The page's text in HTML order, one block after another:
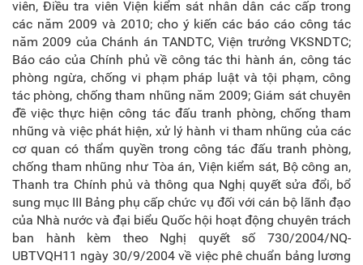
viên, Điều tra viên Viện kiểm sát nhân dân các cấp trong
các năm 2009 và 2010; cho ý kiến các báo cáo công tác
năm 2009 của Chánh án TANDTC, Viện trưởng VKSNDTC;
Báo cáo của Chính phủ về công tác thi hành án, công tác
phòng ngừa, chống vi phạm pháp luật và tội phạm, công
tác phòng, chống tham nhũng năm 2009; Giám sát chuyên
đề việc thực hiện công tác đấu tranh phòng, chống tham
nhũng và việc phát hiện, xử lý hành vi tham nhũng của các
cơ quan có thẩm quyền trong công tác đấu tranh phòng,
chống tham nhũng như Tòa án, Viện kiểm sát, Bộ công an,
Thanh tra Chính phủ và thông qua Nghị quyết sửa đổi, bổ
sung mục III Bảng phụ cấp chức vụ đối với cán bộ lãnh đạo
của Nhà nước và đại biểu Quốc hội hoạt động chuyên trách
ban hành kèm theo Nghị quyết số 730/2004/NQ-
UBTVQH11 ngày 30/9/2004 về việc phê chuẩn bảng lương